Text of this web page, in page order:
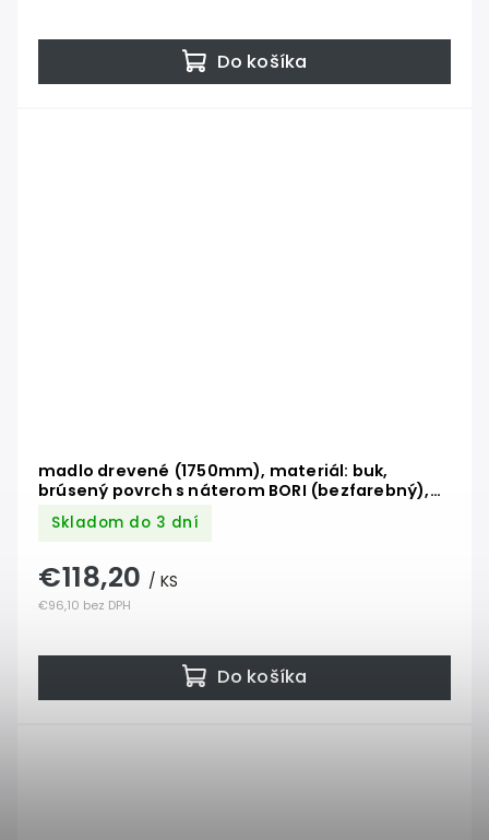
Do košíka
madlo drevené (1750mm), materiál: buk,
brúsený povrch s náterom BORI (bezfarebný),
set: 3 ks úchyt, madlo s ukončením
Skladom do 3 dní
€96,10 bez DPH
€118,20 / KS
Do košíka